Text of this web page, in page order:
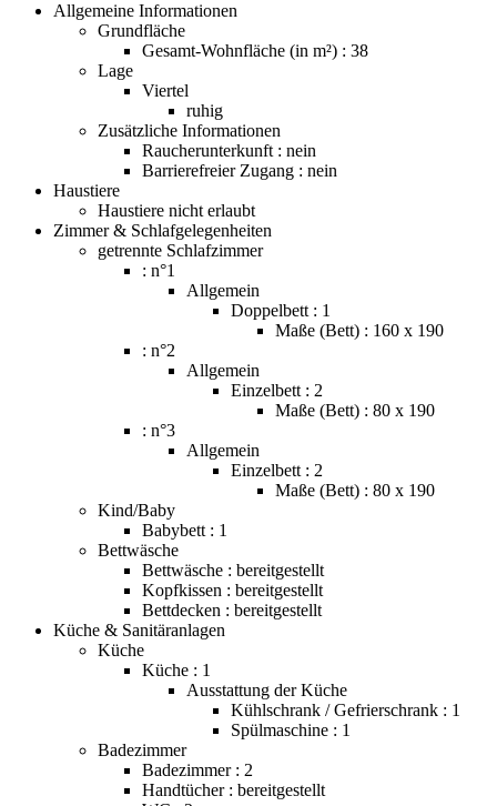
Allgemeine Informationen
Grundfläche
Gesamt-Wohnfläche (in m²) : 38
Lage
Viertel
ruhig
Zusätzliche Informationen
Raucherunterkunft : nein
Barrierefreier Zugang : nein
Haustiere
Haustiere nicht erlaubt
Zimmer & Schlafgelegenheiten
getrennte Schlafzimmer
: n°1
Allgemein
Doppelbett : 1
Maße (Bett) : 160 x 190
: n°2
Allgemein
Einzelbett : 2
Maße (Bett) : 80 x 190
: n°3
Allgemein
Einzelbett : 2
Maße (Bett) : 80 x 190
Kind/Baby
Babybett : 1
Bettwäsche
Bettwäsche : bereitgestellt
Kopfkissen : bereitgestellt
Bettdecken : bereitgestellt
Küche & Sanitäranlagen
Küche
Küche : 1
Ausstattung der Küche
Kühlschrank / Gefrierschrank : 1
Spülmaschine : 1
Badezimmer
Badezimmer : 2
Handtücher : bereitgestellt